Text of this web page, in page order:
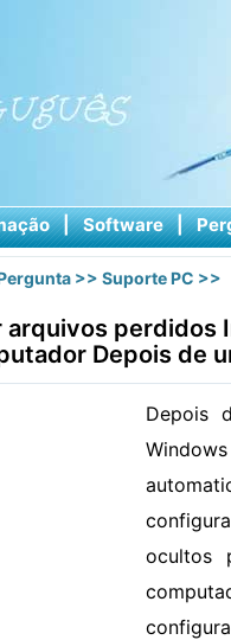
| Software |
>> Suporte PC >>
arquivos perdidos
Depois de
Depois
ocultos